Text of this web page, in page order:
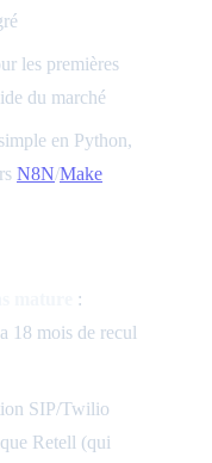
les premières
du marché
en Python,
N8N/Make
:
18 mois de recul
SIP/Twilio
Retell (qui